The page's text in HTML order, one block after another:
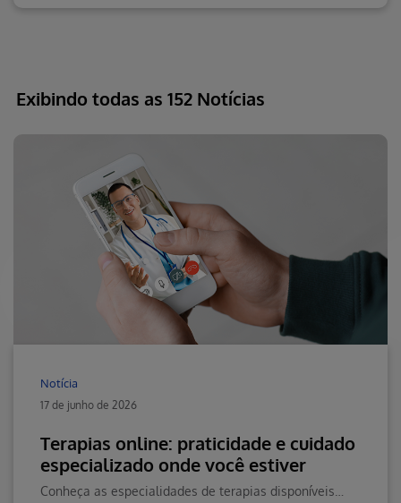
Exibindo todas as 152 Notícias
Notícia
17 de junho de 2026
Terapias online: praticidade e cuidado
especializado onde você estiver